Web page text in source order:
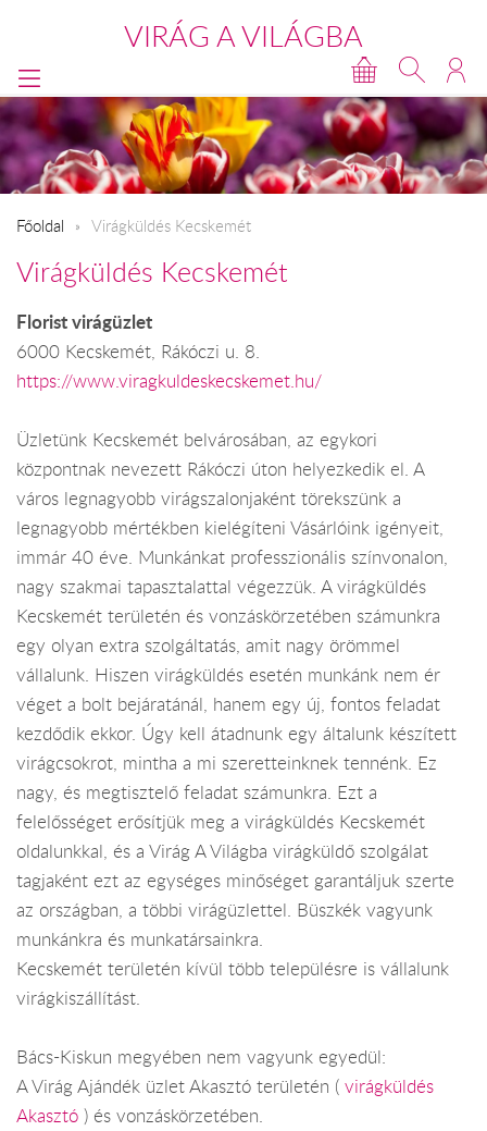
VIRÁG A VILÁGBA
Főoldal Virágküldés Kecskemét
Virágküldés Kecskemét
Florist virágüzlet
6000 Kecskemét, Rákóczi u. 8.
https://www.viragkuldeskecskemet.hu/
Üzletünk Kecskemét belvárosában, az egykori
központnak nevezett Rákóczi úton helyezkedik el. A
város legnagyobb virágszalonjaként törekszünk a
legnagyobb mértékben kielégíteni Vásárlóink igényeit,
immár 40 éve. Munkánkat professzionális színvonalon,
nagy szakmai tapasztalattal végezzük. A virágküldés
Kecskemét területén és vonzáskörzetében számunkra
egy olyan extra szolgáltatás, amit nagy örömmel
vállalunk. Hiszen virágküldés esetén munkánk nem ér
véget a bolt bejáratánál, hanem egy új, fontos feladat
kezdődik ekkor. Úgy kell átadnunk egy általunk készített
virágcsokrot, mintha a mi szeretteinknek tennénk. Ez
nagy, és megtisztelő feladat számunkra. Ezt a
felelősséget erősítjük meg a virágküldés Kecskemét
oldalunkkal, és a Virág A Világba virágküldő szolgálat
tagjaként ezt az egységes minőséget garantáljuk szerte
az országban, a többi virágüzlettel. Büszkék vagyunk
munkánkra és munkatársainkra.
Kecskemét területén kívül több településre is vállalunk
virágkiszállítást.
Bács-Kiskun megyében nem vagyunk egyedül:
A Virág Ajándék üzlet Akasztó területén ( virágküldés
Akasztó ) és vonzáskörzetében.